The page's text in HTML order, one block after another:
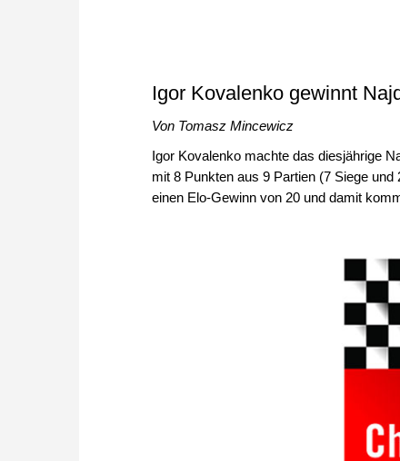
Igor Kovalenko gewinnt
Von Tomasz Mincewicz
Igor Kovalenko machte das diesjährige
mit 8 Punkten aus 9 Partien (7 Siege
einen Elo-Gewinn von 20 und damit